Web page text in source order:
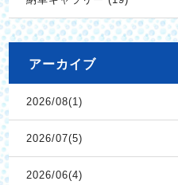
アーカイブ
2026/08(1)
2026/07(5)
2026/06(4)